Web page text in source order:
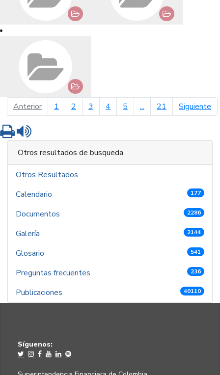
Anteriorpágina anterior
1 2 3 4 5 ... 21 Siguiente
Imprimir
Otros resultados de busqueda
Otros Resultados
Calendario
177
Documentos 2286
Galería 2144
Glosario 541
Preguntas frecuentes 236
Publicaciones 40110
Síguenos: